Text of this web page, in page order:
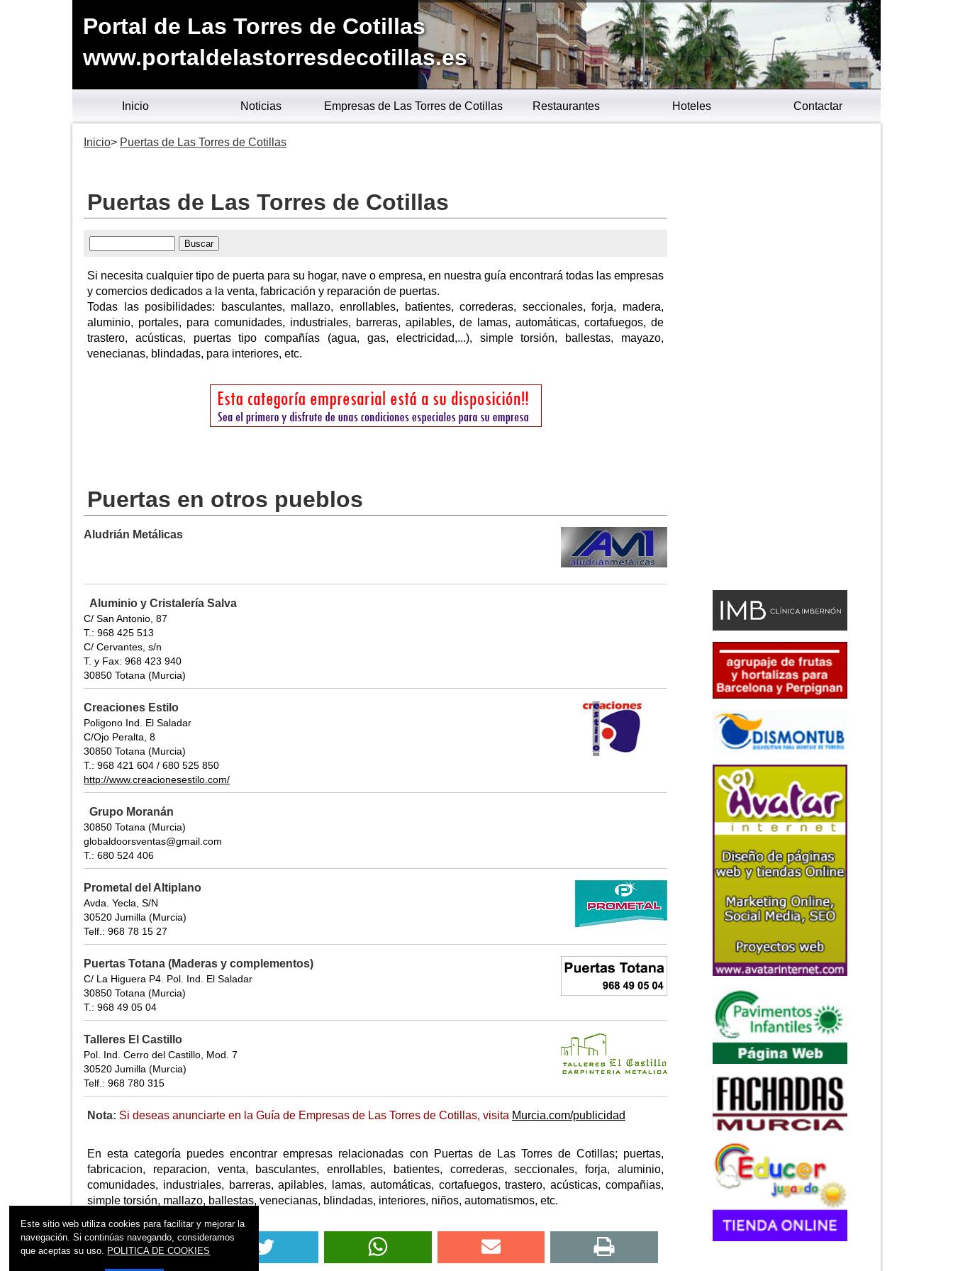
Portal de Las Torres de Cotillas
www.portaldelastorresdecotillas.es
Inicio Noticias Empresas de Las Torres de Cotillas Restaurantes Hoteles Contactar
Inicio Puertas de Las Torres de Cotillas
Puertas de Las Torres de Cotillas
Si necesita cualquier tipo de puerta para su hogar, nave o empresa, en nuestra guía encontrará todas las empresas
y comercios dedicados a la venta, fabricación y reparación de puertas.
Todas las posibilidades: basculantes, mallazo, enrollables, batientes, correderas, seccionales, forja, madera,
aluminio, portales, para comunidades, industriales, barreras, apilables, de lamas, automáticas, cortafuegos, de
trastero, acústicas, puertas tipo compañías (agua, gas, electricidad,...), simple torsión, ballestas, mayazo,
venecianas, blindadas, para interiores, etc.
Puertas en otros pueblos
Aludrián Metálicas
Aluminio y Cristalería Salva
C/ San Antonio, 87
T.: 968 425 513
C/ Cervantes, s/n
T. y Fax: 968 423 940
30850 Totana (Murcia)
Creaciones Estilo
Poligono Ind. El Saladar
C/Ojo Peralta, 8
30850 Totana (Murcia)
T.: 968 421 604 / 680 525 850
http://www.creacionesestilo.com/
Grupo Moranán
30850 Totana (Murcia)
globaldoorsventas@gmail.com
T.: 680 524 406
Prometal del Altiplano
Avda. Yecla, S/N
30520 Jumilla (Murcia)
Telf.: 968 78 15 27
Puertas Totana (Maderas y complementos)
C/ La Higuera P4. Pol. Ind. El Saladar
30850 Totana (Murcia)
T.: 968 49 05 04
Talleres El Castillo
Pol. Ind. Cerro del Castillo, Mod. 7
30520 Jumilla (Murcia)
Telf.: 968 780 315
Nota: Si deseas anunciarte en la Guía de Empresas de Las Torres de Cotillas, visita Murcia.com/publicidad
En esta categoría puedes encontrar empresas relacionadas con Puertas de Las Torres de Cotillas; puertas,
fabricacion, reparacion, venta, basculantes, enrollables, batientes, correderas, seccionales, forja, aluminio,
comunidades, industriales, barreras, apilables, lamas, automáticas, cortafuegos, trastero, acústicas, compañias,
simple torsión, mallazo, ballestas, venecianas, blindadas, interiores, niños, automatismos, etc.
Este sitio web utiliza cookies para facilitar y mejorar la
navegación. Si continúas navegando, consideramos
que aceptas su uso. POLITICA DE COOKIES